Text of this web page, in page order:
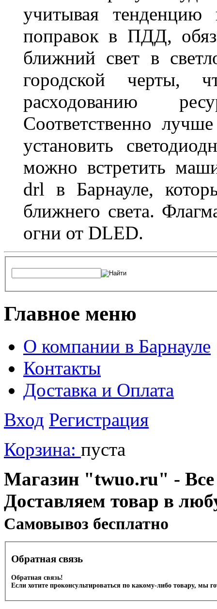
учитывая тенденцию
поправок в ПДД,
ближний свет в
городской черты,
расходованию
Соответственно
установить
можно встретить
drl в Барнауле,
ближнего света.
огни от DLED.
Главное меню
О компании в Барнауле
Контакты
Доставка и Оплата
Вход Регистрация
Корзина: пуста
Магазин "twuo.ru" - Все
Доставляем товар в
Cамовывоз бесплатно
Обратная связь
Обратная связь!
Если хотите проконсультироваться по какому-либо товару, мы